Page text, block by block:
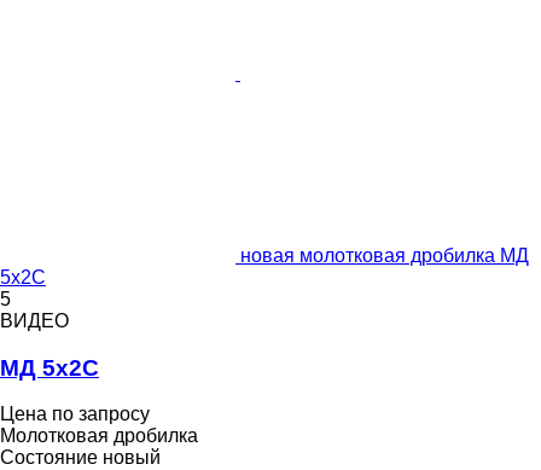
новая молотковая дробилка МД
5х2С
5
ВИДЕО
МД 5х2С
Цена по запросу
Молотковая дробилка
Состояние новый